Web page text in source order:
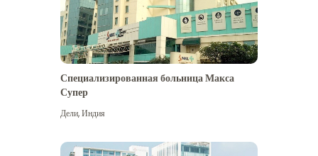
Специализированная больница Макса
Супер
Дели,Индия